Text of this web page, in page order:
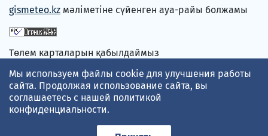
gismeteo.kz мәліметіне сүйенген ауа-райы болжамы
Төлем карталарын қабылдаймыз
Мы используем файлы cookie для улучшения работы
сайта. Продолжая использование сайта, вы
соглашаетесь с нашей политикой
конфиденциальности.